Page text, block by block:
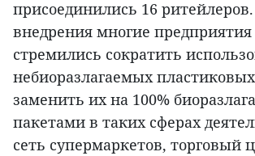
присоединились 16
внедрения многие
стремились сократить
небиоразлагаемых
заменить их на 100%
пакетами в таких сферах
сеть супермаркетов, торговый